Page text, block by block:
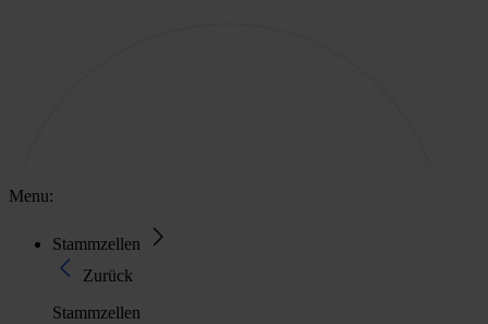
Menu:
Stammzellen
Zurück
Stammzellen